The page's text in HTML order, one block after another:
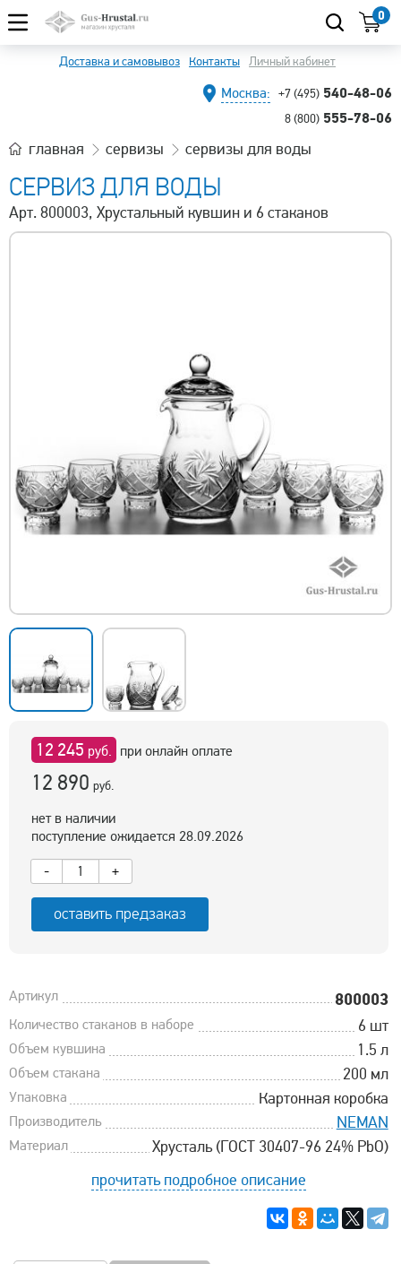
0
Доставка и самовывоз Контакты Личный кабинет
Москва: +7 (495) 540-48-06
8 (800) 555-78-06
главная сервизы сервизы для воды
СЕРВИЗ ДЛЯ ВОДЫ
Арт. 800003, Хрустальный кувшин и 6 стаканов
12 245 руб. при онлайн оплате
12 890 руб.
нет в наличии
поступление ожидается 28.09.2026
-
+
оставить предзаказ
Артикул 800003
Количество стаканов в наборе 6 шт
Объем кувшина 1.5 л
Объем стакана 200 мл
Упаковка Картонная коробка
Производитель NEMAN
Материал
Хрусталь (ГОСТ 30407-96 24% PbO)
прочитать подробное описание